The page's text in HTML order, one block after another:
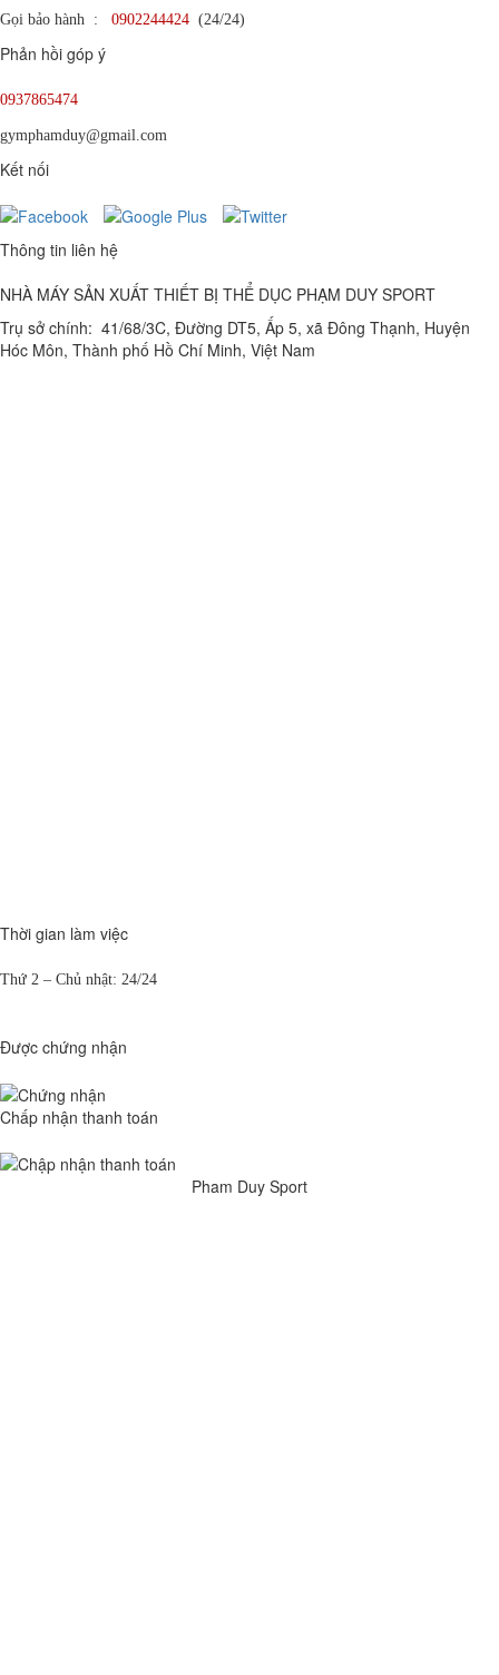
Gọi bảo hành : 0902244424 (24/24)
Phản hồi góp ý
0937865474
gymphamduy@gmail.com
Kết nối
Thông tin liên hệ
NHÀ MÁY SẢN XUẤT THIẾT BỊ THỂ DỤC PHẠM DUY SPORT
Trụ sở chính: 41/68/3C, Đường DT5, Ấp 5, xã Đông Thạnh, Huyện
Hóc Môn, Thành phố Hồ Chí Minh, Việt Nam
Thời gian làm việc
Thứ 2 – Chủ nhật: 24/24
Được chứng nhận
Chấp nhận thanh toán
Pham Duy Sport